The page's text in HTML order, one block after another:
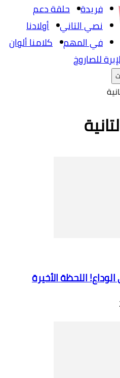
فريدة
حلقة دعم
نصي التاني
أولادنا
في المهم
كلامنا ألوان
للصاروخ
اللحظة الأخيرة